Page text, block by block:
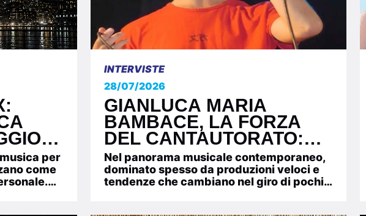
per
come
INTERVISTE
28/07/2026
GIANLUCA MARIA
BAMBACE, LA FORZA
DEL CANTAUTORATO:
QUANDO LA MUSICA
NASCE DAL CUORE E
RACCONTA LA VITA
Nel panorama musicale contemporaneo,
dominato spesso da produzioni veloci e
tendenze che cambiano nel giro di pochi